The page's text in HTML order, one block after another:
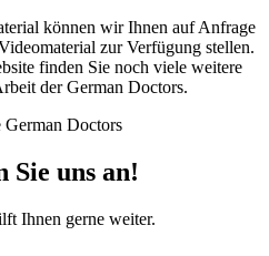
können wir Ihnen auf Anfrage
zur Verfügung stellen.
finden Sie noch viele weitere
der German Doctors.
Sie uns an!
Ihnen gerne weiter.